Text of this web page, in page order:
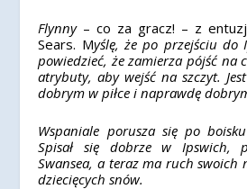
Flynny– co za gracz! – z
Sears. Myślę, że po przejściu do
powiedzieć, że zamierza pójść na
atrybuty, aby wejść na szczyt.
dobrym w piłce i naprawdę
Wspaniale porusza się po
Spisał się dobrze w Ipswich,
Swansea, a teraz ma ruch
dziecięcych snów.